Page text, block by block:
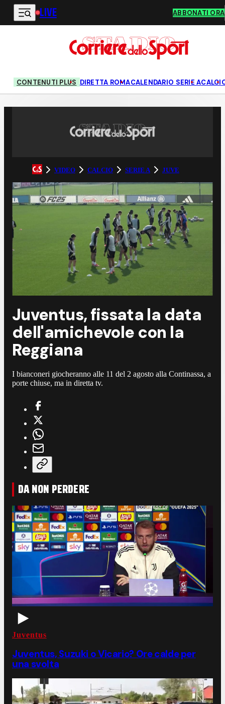
Vai al contenuto principale
LIVE ABBONATI ORA
CONTENUTI PLUS DIRETTA ROMACALENDARIO SERIE A
VIDEO CALCIO SERIE A JUVE
Juventus, fissata la data
dell'amichevole con la
Reggiana
I bianconeri giocheranno alle 11 del 2 agosto alla Continassa, a
porte chiuse, ma in diretta tv.
DA NON PERDERE
Juventus
Juventus, Suzuki o Vicario? Ore calde per
una svolta